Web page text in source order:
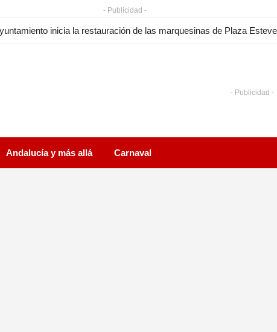
- Publicidad -
- Publicidad -
Andalucía y más allá Carnaval